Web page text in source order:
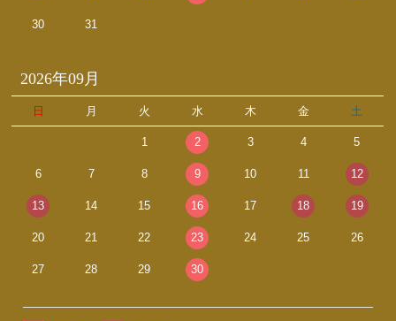
30 31
2026年09月
日 月 火 水 木 金 土
1 2 3 4 5
6 7 8 9 10 11 12
13 14 15 16 17 18 19
20 21 22 23 24 25 26
27 28 29 30